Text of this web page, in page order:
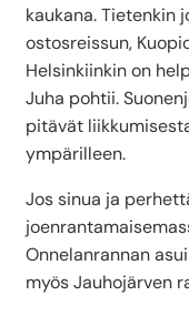
kaukana. Tietenkin
ostosreissun,
Helsinkiinkin on
Juha pohtii.
pitävät
ympärilleen.
Jos sinua ja
Onnelanrannan
myös Jauhojärven